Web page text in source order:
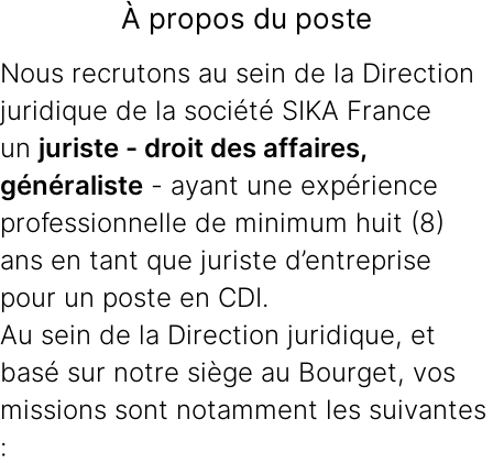
À propos du poste
Nous recrutons au sein de la Direction
juridique de la société SIKA France
un juriste - droit des affaires,
généraliste - ayant une expérience
professionnelle de minimum huit (8)
ans en tant que juriste d’entreprise
pour un poste en CDI.
Au sein de la Direction juridique, et
basé sur notre siège au Bourget, vos
missions sont notamment les suivantes
: